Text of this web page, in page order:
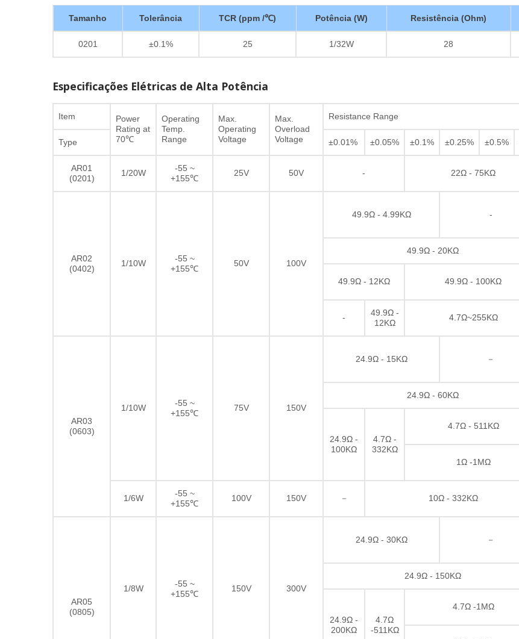
Tamanho Tolerância TCR (ppm /℃) Potência (W) Resistência (Ohm)
0201 ±0.1% 25 1/32W 28
Especificações Elétricas de Alta Potência
Item
Power
Rating at
70℃
Operating
Temp.
Range
Max.
Operating
Voltage
Max.
Overload
Voltage
Resistance Range
Type ±0.01% ±0.05% ±0.1% ±0.25% ±0.5%
AR01
(0201)
1/20W
-55 ~
+155℃
25V 50V - 22Ω - 75KΩ
AR02
(0402)
1/10W
-55 ~
+155℃
50V 100V
49.9Ω - 4.99KΩ -
49.9Ω - 20KΩ
49.9Ω - 12KΩ 49.9Ω - 100KΩ
-
49.9Ω -
12KΩ
4.7Ω~255KΩ
AR03
(0603)
1/10W
-55 ~
+155℃
75V 150V
24.9Ω - 15KΩ －
24.9Ω - 60KΩ
24.9Ω -
100KΩ
4.7Ω -
332KΩ
4.7Ω - 511KΩ
1Ω -1MΩ
1/6W
-55 ~
+155℃
100V 150V － 10Ω - 332KΩ
AR05
(0805)
1/8W
-55 ~
+155℃
150V 300V
24.9Ω - 30KΩ －
24.9Ω - 150KΩ
24.9Ω -
200KΩ
4.7Ω
-511KΩ
4.7Ω -1MΩ